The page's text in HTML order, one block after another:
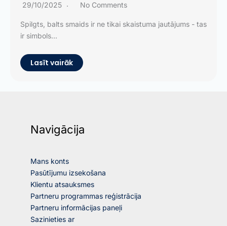
29/10/2025 No Comments
Spilgts, balts smaids ir ne tikai skaistuma jautājums - tas
ir simbols...
Lasīt vairāk
Navigācija
Mans konts
Pasūtījumu izsekošana
Klientu atsauksmes
Partneru programmas reģistrācija
Partneru informācijas paneļi
Sazinieties ar